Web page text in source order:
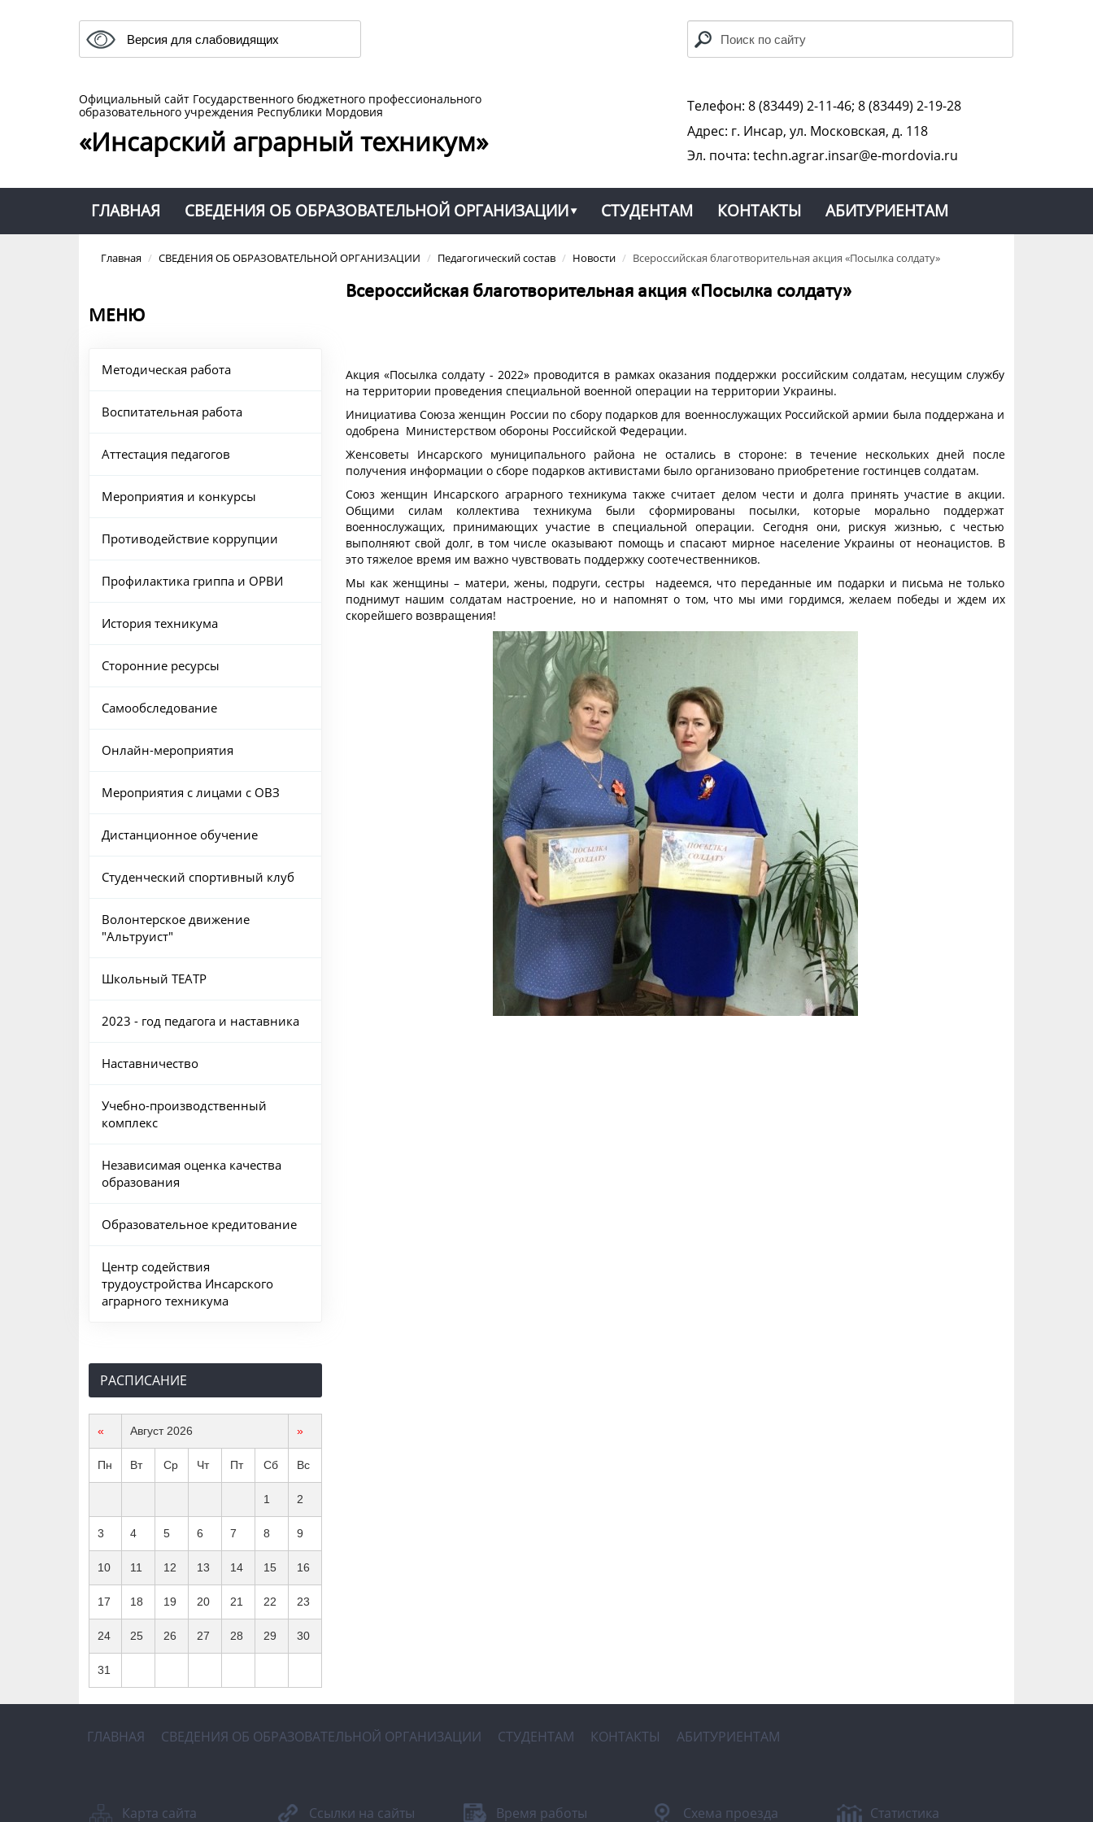
Версия для слабовидящих
Официальный сайт Государственного бюджетного профессионального
образовательного учреждения Республики Мордовия
«Инсарский аграрный техникум»
Телефон: 8 (83449) 2-11-46; 8 (83449) 2-19-28
Адрес: г. Инсар, ул. Московская, д. 118
Эл. почта: techn.agrar.insar@e-mordovia.ru
ГЛАВНАЯ СВЕДЕНИЯ ОБ ОБРАЗОВАТЕЛЬНОЙ ОРГАНИЗАЦИИ СТУДЕНТАМ КОНТАКТЫ АБИТУРИЕНТАМ
Главная / СВЕДЕНИЯ ОБ ОБРАЗОВАТЕЛЬНОЙ ОРГАНИЗАЦИИ / Педагогический состав / Новости / Всероссийская благотворительная акция «Посылка солдату»
Всероссийская благотворительная акция «Посылка солдату»
Акция «Посылка солдату - 2022» проводится в рамках оказания поддержки российским солдатам, несущим службу
на территории проведения специальной военной операции на территории Украины.
Инициатива Союза женщин России по сбору подарков для военнослужащих Российской армии была поддержана и
одобрена Министерством обороны Российской Федерации.
Женсоветы Инсарского муниципального района не остались в стороне: в течение нескольких дней после
получения информации о сборе подарков активистами было организовано приобретение гостинцев солдатам.
Союз женщин Инсарского аграрного техникума также считает делом чести и долга принять участие в акции.
Общими силам коллектива техникума были сформированы посылки, которые морально поддержат
военнослужащих, принимающих участие в специальной операции. Сегодня они, рискуя жизнью, с честью
выполняют свой долг, в том числе оказывают помощь и спасают мирное население Украины от неонацистов. В
это тяжелое время им важно чувствовать поддержку соотечественников.
Мы как женщины – матери, жены, подруги, сестры надеемся, что переданные им подарки и письма не только
поднимут нашим солдатам настроение, но и напомнят о том, что мы ими гордимся, желаем победы и ждем их
скорейшего возвращения!
МЕНЮ
Методическая работа
Воспитательная работа
Аттестация педагогов
Мероприятия и конкурсы
Противодействие коррупции
Профилактика гриппа и ОРВИ
История техникума
Сторонние ресурсы
Самообследование
Онлайн-мероприятия
Мероприятия с лицами с ОВЗ
Дистанционное обучение
Студенческий спортивный клуб
Волонтерское движение
"Альтруист"
Школьный ТЕАТР
2023 - год педагога и наставника
Наставничество
Учебно-производственный
комплекс
Независимая оценка качества
образования
Образовательное кредитование
Центр содействия
трудоустройства Инсарского
аграрного техникума
РАСПИСАНИЕ
« Август 2026 »
Пн Вт Ср Чт Пт Сб Вс
1 2
3 4 5 6 7 8 9
10 11 12 13 14 15 16
17 18 19 20 21 22 23
24 25 26 27 28 29 30
31
ГЛАВНАЯ СВЕДЕНИЯ ОБ ОБРАЗОВАТЕЛЬНОЙ ОРГАНИЗАЦИИ СТУДЕНТАМ КОНТАКТЫ АБИТУРИЕНТАМ
Карта сайта Ссылки на сайты Время работы Схема проезда Статистика